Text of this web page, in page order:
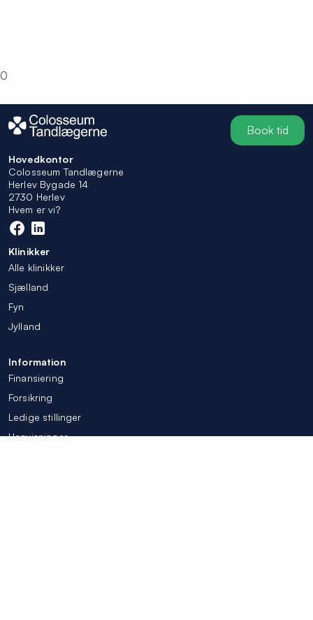
0
Book tid
Hovedkontor
Colosseum Tandlægerne
Herlev Bygade 14
2730 Herlev
Hvem er vi?
Klinikker
Alle klinikker
Sjælland
Fyn
Jylland
Information
Finansiering
Forsikring
Ledige stillinger
Henvisninger